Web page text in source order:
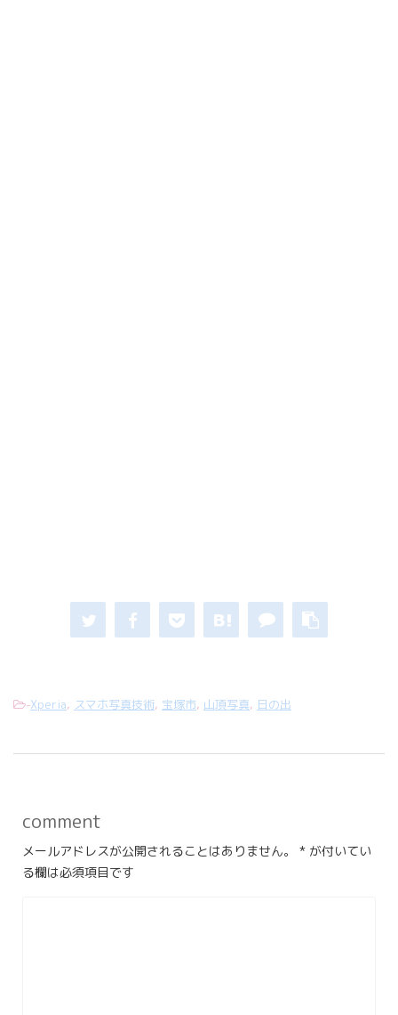
-Xperia, スマホ写真技術, 宝塚市, 山頂写真, 日の出
comment
メールアドレスが公開されることはありません。 * が付いてい
る欄は必須項目です